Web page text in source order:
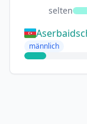
selten
männlich